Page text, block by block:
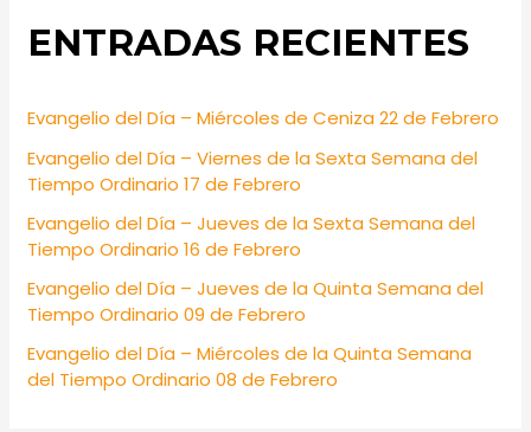
c
r
:
ENTRADAS RECIENTES
Evangelio del Día – Miércoles de Ceniza 22 de Febrero
Evangelio del Día – Viernes de la Sexta Semana del
Tiempo Ordinario 17 de Febrero
Evangelio del Día – Jueves de la Sexta Semana del
Tiempo Ordinario 16 de Febrero
Evangelio del Día – Jueves de la Quinta Semana del
Tiempo Ordinario 09 de Febrero
Evangelio del Día – Miércoles de la Quinta Semana
del Tiempo Ordinario 08 de Febrero